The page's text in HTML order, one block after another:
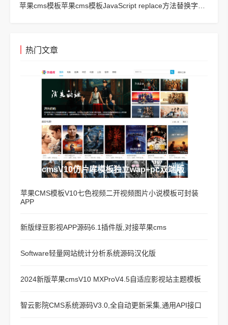
热门文章
苹果cmsV10仿片库模板独立wap+pc双端版
苹果CMS模板V10七色视频二开视频图片小说模板可封装
APP
新版绿豆影视APP源码6.1插件版,对接苹果cms
Software轻量网站统计分析系统源码汉化版
2024新版苹果cmsV10 MXProV4.5自适应影视站主题模板
智云影院CMS系统源码V3.0,全自动更新采集,通用API接口